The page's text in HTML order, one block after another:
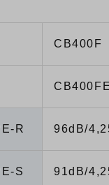
CB400F
CB400FE
R 96dB/
S 91dB/